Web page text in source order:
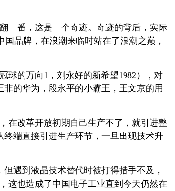
一番，这是一个奇迹。奇迹的背后，实际
品牌，在浪潮来临时站在了浪潮之巅，
球的万向1，刘永好的新希望1982），对
的华为，段永平的小霸王，王文京的用
在改革开放初期自己生产不了，就引进整
端直接引进生产环节，一旦出现技术升
遇到液晶技术替代时被打得措手不及，
这也造成了中国电子工业直到今天仍然在